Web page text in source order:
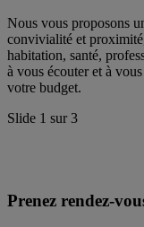
Nous vous proposons
convivialité et
habitation, santé,
à vous écouter et à
votre budget.
Slide 1 sur3
Prenez rendez-